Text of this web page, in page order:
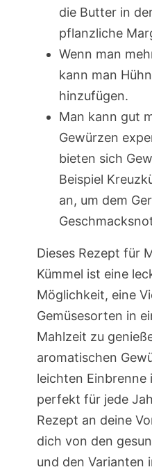
die Butter in
pflanzliche
Wenn man
kann man
hinzufügen.
Man kann gut
Gewürzen
bieten sich
Beispiel
an, um dem
Dieses Rezept für
Kümmel ist eine
Möglichkeit, eine
Gemüsesorten in
Mahlzeit zu
aromatischen
leichten Einbrenne
perfekt für jede
Rezept an deine
dich von den
und den Varianten